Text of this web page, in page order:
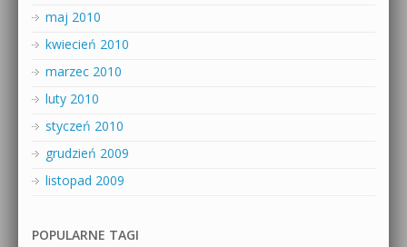
maj 2010
kwiecień 2010
marzec 2010
luty 2010
styczeń 2010
grudzień 2009
listopad 2009
POPULARNE TAGI